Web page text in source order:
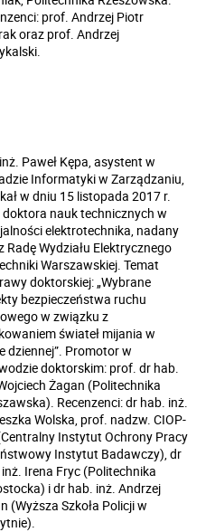
prof. Andrzej Piotr
oraz prof. Andrzej
Paweł Kępa, asystent w
Informatyki w Zarządzaniu,
w dniu 15 listopada 2017 r.
doktora nauk technicznych w
elektrotechnika, nadany
Radę Wydziału Elektrycznego
Warszawskiej. Temat
doktorskiej: „Wybrane
bezpieczeństwa ruchu
w związku z
świateł mijania w
dziennej”. Promotor w
doktorskim: prof. dr hab.
Żagan (Politechnika
Recenzenci: dr hab. inż.
Wolska, prof. nadzw. CIOP-
Instytut Ochrony Pracy
Instytut Badawczy), dr
Irena Fryc (Politechnika
i dr hab. inż. Andrzej
(Wyższa Szkoła Policji w